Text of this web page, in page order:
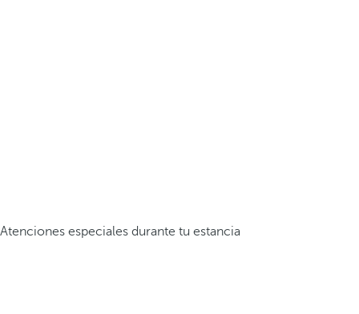
Atenciones especiales durante tu estancia